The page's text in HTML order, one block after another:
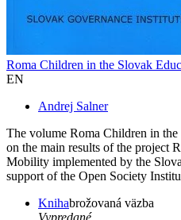
Roma Children in the Slovak
EN
Andrej Salner
The volume Roma Children in
on the main results of the project
Mobility implemented by the
support of the Open Society
Knihabrožovaná väzba